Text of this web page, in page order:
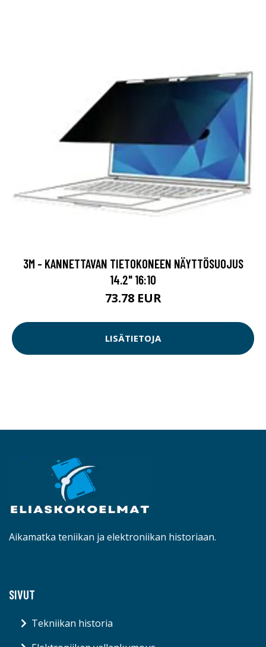
3M - KANNETTAVAN TIETOKONEEN NÄYTTÖSUOJUS
14.2" 16:10
73.78 EUR
LISÄTIETOJA
Aikamatka teniikan ja elektroniikan historiaan.
SIVUT
Tekniikan historia